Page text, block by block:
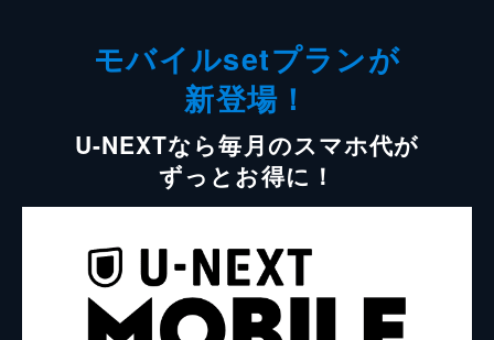
モバイルsetプランが
新登場！
U-NEXTなら毎月のスマホ代が
ずっとお得に！